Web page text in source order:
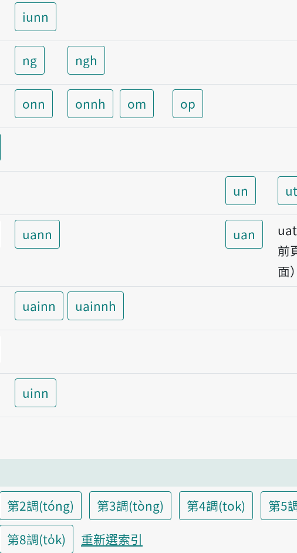
iunn
ng ngh
onn onnh om op
un
uann uan
前
面
uainn uainnh
uinn
第2調(tóng) 第3調(tòng) 第4調(tok)
第5
第8調(to̍k) 重新選索引